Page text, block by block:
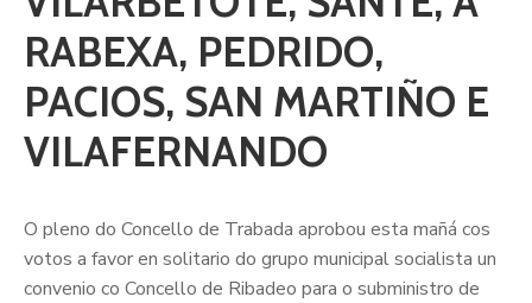
RABEXA, PEDRIDO,
PACIOS, SAN MARTIÑO E
VILAFERNANDO
O pleno do Concello de Trabada aprobou esta mañá cos
votos a favor en solitario do grupo municipal socialista un
convenio co Concello de Ribadeo para o subministro de